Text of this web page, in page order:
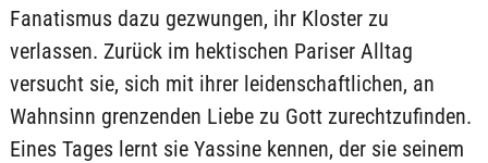
Fanatismus dazu gezwungen, ihr Kloster zu
verlassen. Zurück im hektischen Pariser Alltag
versucht sie, sich mit ihrer leidenschaftlichen, an
Wahnsinn grenzenden Liebe zu Gott zurechtzufinden.
Eines Tages lernt sie Yassine kennen, der sie seinem